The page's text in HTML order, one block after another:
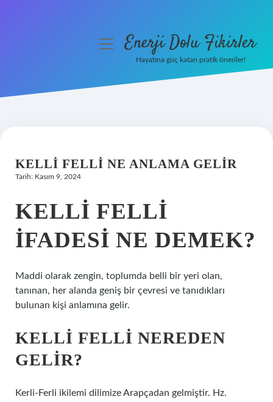
Hakkımızda
menüyüEnerji Dolu Fikirler
Hayatına güç katan pratik öneriler!
KELLI FELLI NE ANLAMA GELIR
Tarih: Kasım 9, 2024
KELLI FELLI
IFADESI NE DEMEK?
Maddi olarak zengin, toplumda belli bir yeri olan,
tanınan, her alanda geniş bir çevresi ve tanıdıkları
bulunan kişi anlamına gelir.
KELLI FELLI NEREDEN
GELIR?
Kerli-Ferli ikilemi dilimize Arapçadan gelmiştir. Hz.